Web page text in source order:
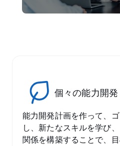
個々の能力開発
能力開発計画を作って、
し、新たなスキルを学び
関係を構築することで、